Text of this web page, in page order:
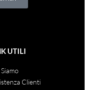
UTILI
Clienti